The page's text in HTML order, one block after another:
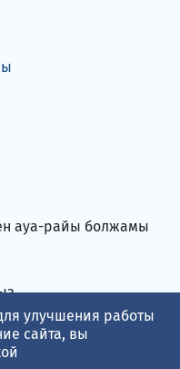
ауа-райы болжамы
улучшения работы
сайта, вы